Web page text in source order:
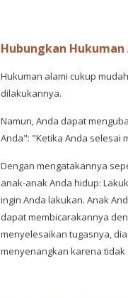
Hubungkan
Hukuman alami cukup
dilakukannya.
Namun, Anda dapat
Anda": "Ketika Anda selesai
Dengan mengatakannya
anak-anak Anda hidup:
ingin Anda lakukan. Anak
dapat membicarakannya
menyelesaikan tugasnya,
menyenangkan karena